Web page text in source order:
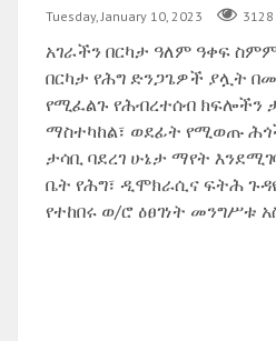
Tuesday, January 10, 2023 3128
አገራችን በርካታ ዓለም ዓቀፍ
በርካታ የሕግ ድንጋጌዎች ያሏት
የሚፈልጉ የሕብረተሰብ ክፍሎችን
ማስተካከል፣ ወደፊት የሚወጡ
ታሳቢ ባደረገ ሁኔታ ማየት
ቤት የሕግ፣ ዲሞክራሲና ፍትሕ
የተከበሩ ወ/ሮ ዕፀገነት መንግሥቱ